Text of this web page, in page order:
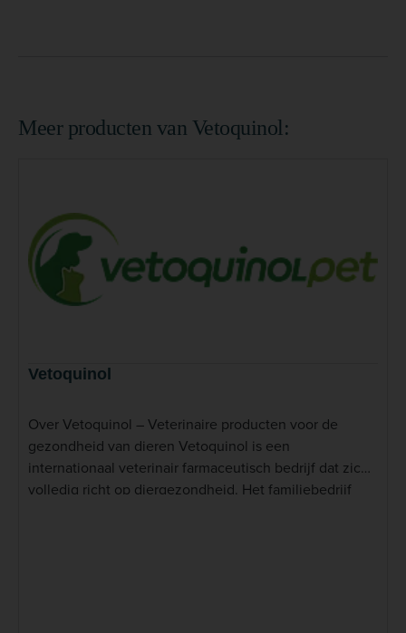
Meer producten van Vetoquinol:
Vetoquinol
Over Vetoquinol – Veterinaire producten voor de
gezondheid van dieren Vetoquinol is een
internationaal veterinair farmaceutisch bedrijf dat zich
volledig richt op diergezondheid. Het familiebedrijf